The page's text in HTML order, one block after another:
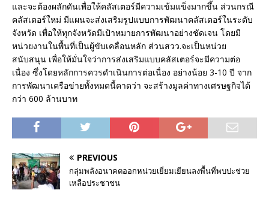
และจะต้องผลักดันเพื่อให้คลัสเตอร์มีความเข้มแข็งมากขึ้น ส่วนกรณี
คลัสเตอร์ใหม่ มีแผนจะส่งเสริมรูปแบบการพัฒนาคลัสเตอร์ในระดับ
จังหวัด เพื่อให้ทุกจังหวัดมีเป้าหมายการพัฒนาอย่างชัดเจน โดยมี
หน่วยงานในพื้นที่เป็นผู้ขับเคลื่อนหลัก ส่วนสวว.จะเป็นหน่วย
สนับสนุน เพื่อให้มั่นใจว่าการส่งเสริมแบบคลัสเตอร์จะมีความต่อ
เนื่อง ซึ่งโดยหลักการควรดำเนินการต่อเนื่อง อย่างน้อย 3-10 ปี จาก
การพัฒนาเครือข่ายทั้งหมดนี้คาดว่า จะสร้างมูลค่าทางเศรษฐกิจได้
กว่า 600 ล้านบาท
PREVIOUS
กลุ่มพลังอนาคตออกหน่วยเยี่ยมเยียนลงพื้นที่พบปะช่วย
เหลือประชาชน